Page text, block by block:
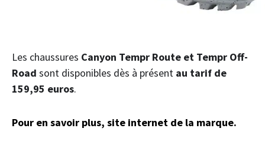
Les chaussures Canyon Tempr Route et Tempr Off-
Road sont disponibles dès à présent au tarif de
159,95 euros.
Pour en savoir plus, site internet de la marque.